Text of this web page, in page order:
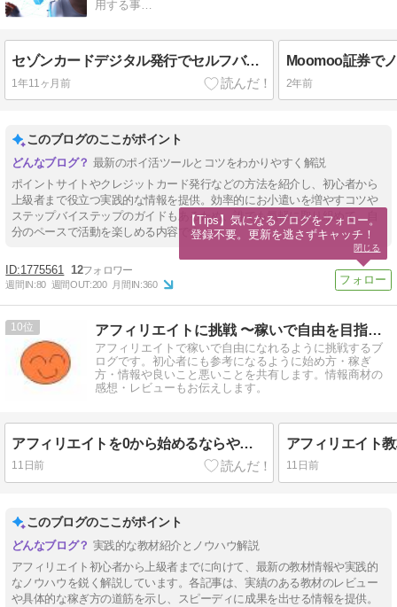
用する事…
セゾンカードデジタル発行でセルフバック報酬ゲット【ポイ活完全ガイド】
1年11ヶ月前 2年前
このブログのここがポイント
最新のポイ活ツールとコツをわかりやすく解説
ポイントサイトやクレジットカード発行などの方法を紹介し、初心者から
上級者まで役立つ実践的な情報を提供。効率的にお小遣いを増やすコツや
ステップバイステップのガイドもあるため、誰でも気軽に取り組めて、自
分のペースで活動を楽しめる内容です。
1775561 12
週間IN:80 週間OUT:200 月間IN:360
10 アフィリエイトに挑戦 〜稼いで自由を目指す〜
アフィリエイトで稼いで自由になれるように挑戦するブ
ログです。初心者にも参考になるように始め方・稼ぎ
方・情報や良いこと悪いことを共有します。情報商材の
感想・レビューもお伝えします。
アフィリエイトを0から始めるならやること稼ぐロードマップ！4つの教材も紹介！
11日前 11日前
このブログのここがポイント
実践的な教材紹介とノウハウ解説
アフィリエイト初心者から上級者までに向けて、最新の教材情報や実践的
なノウハウを鋭く解説しています。各記事は、実績のある教材のレビュー
や具体的な稼ぎ方の道筋を示し、スピーディに成果を出せる情報を提供。
【Tips】気になるブログをフォロー。
登録不要。更新を逃さずキャッチ！
閉じる